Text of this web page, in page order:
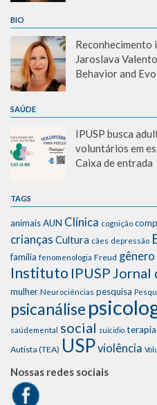
BIO
Jaroslava
Behavior and
SAÚDE
IPUSP busca
voluntários em
Caixa de entrada
TAGS
animaisAUN Clínica cognição
crianças Cultura cães depressão
família fenomenologia Freud gênero
Instituto IPUSPJornal
mulher Neurociências pesquisa
psicanálise
saúdemental social suícidio terapia
Autista (TEA) USPviolência
Nossas redes sociais